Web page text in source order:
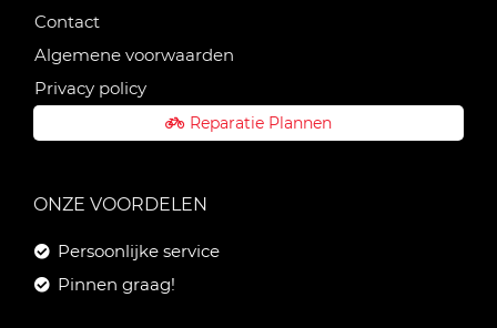
Contact
Algemene voorwaarden
Privacy policy
Reparatie Plannen
ONZE VOORDELEN
Persoonlijke service
Pinnen graag!